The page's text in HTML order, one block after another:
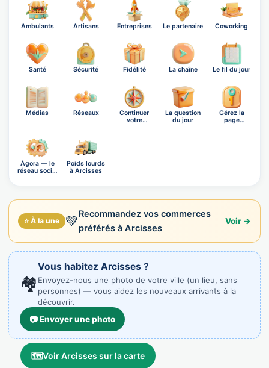
Ambulants Artisans Entreprises Le partenaire Coworking
Santé Sécurité Fidélité La chaîne Le fil du jour
Médias Réseaux
Continuer
votre
La question
du jour
Gérez la
page
Ágora — le
réseau social
Poids lourds
à Arcisses
⭐ À la une 💚Recommandez vos commerces
préférés à Arcisses
Voir →
🏘️
Vous habitez Arcisses ?
Envoyez-nous une photo de votre ville (un lieu, sans
personnes) — vous aidez les nouveaux arrivants à la
découvrir.
📷 Envoyer une photo
🗺️Voir Arcisses sur la carte